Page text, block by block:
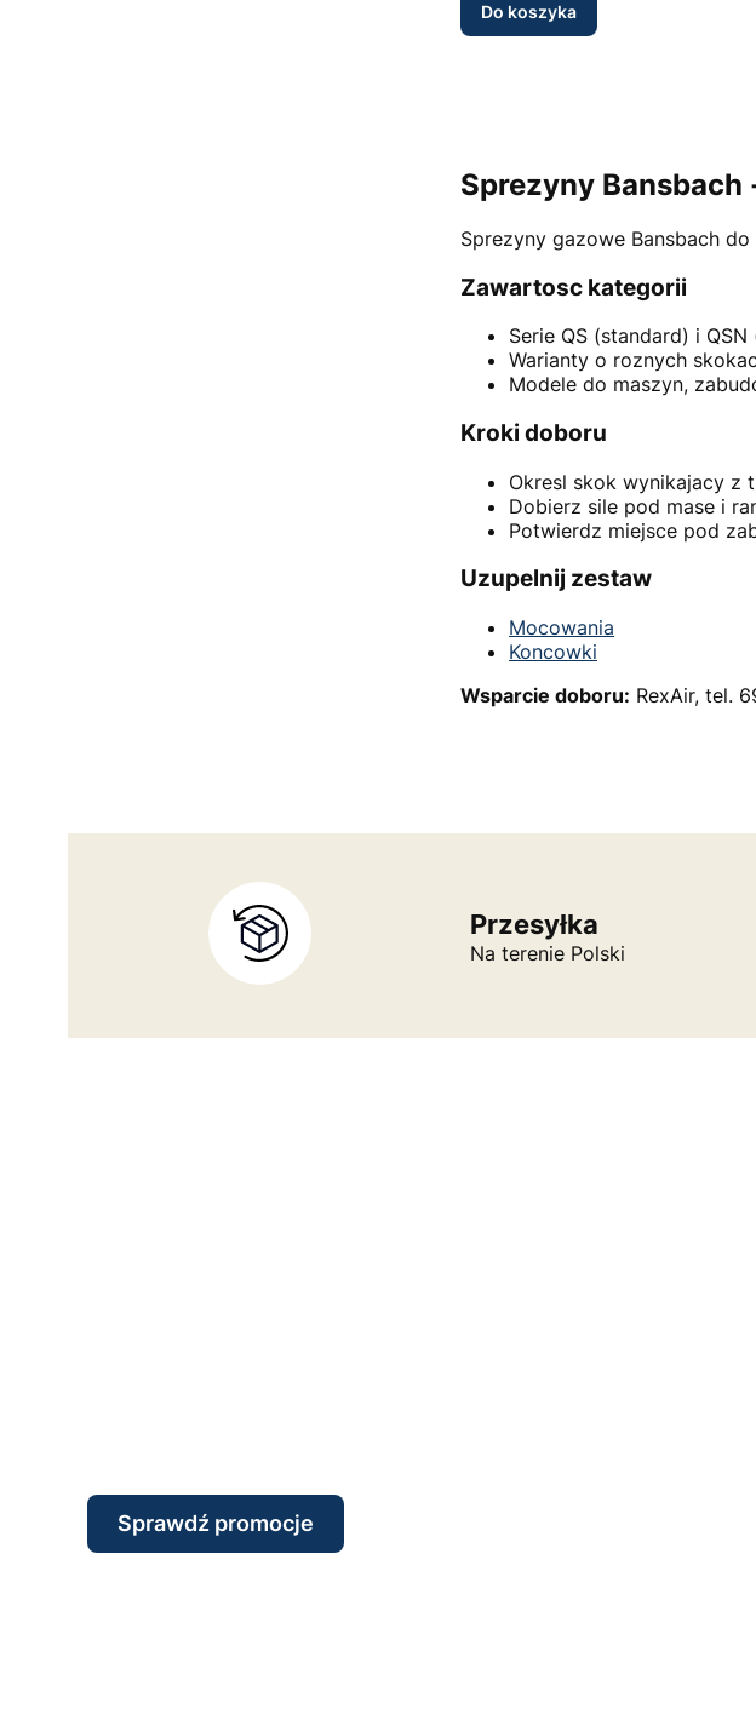
Do koszyka
Sprezyny
Sprezyny gazowe Bansbach
Zawartosc kategorii
Serie QS (standard) i
Warianty o roznych
Modele do maszyn,
Kroki doboru
Okresl skok wynikajacy z
Dobierz sile pod mase i
Potwierdz miejsce pod
Uzupelnij zestaw
Mocowania
Koncowki
Wsparcie doboru: RexAir, tel.
Przesyłka
Na terenie Polski
Sprawdź promocje